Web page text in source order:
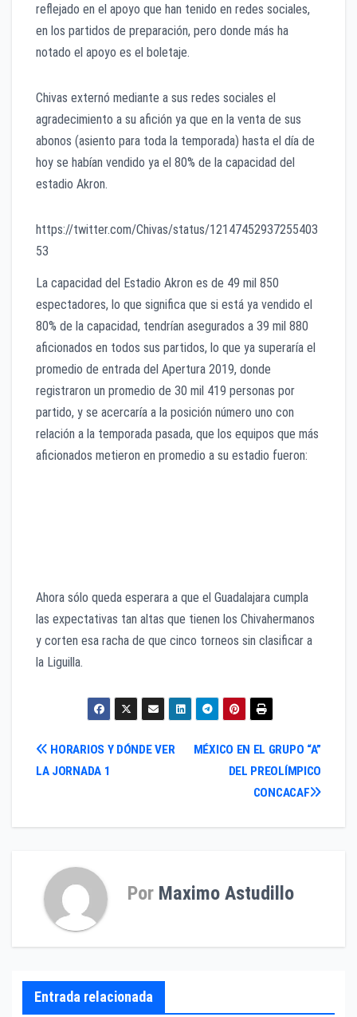
reflejado en el apoyo que han tenido en redes sociales,
en los partidos de preparación, pero donde más ha
notado el apoyo es el boletaje.
Chivas externó mediante a sus redes sociales el
agradecimiento a su afición ya que en la venta de sus
abonos (asiento para toda la temporada) hasta el día de
hoy se habían vendido ya el 80% de la capacidad del
estadio Akron.
https://twitter.com/Chivas/status/12147452937255403
53
La capacidad del Estadio Akron es de 49 mil 850
espectadores, lo que significa que si está ya vendido el
80% de la capacidad, tendrían asegurados a 39 mil 880
aficionados en todos sus partidos, lo que ya superaría el
promedio de entrada del Apertura 2019, donde
registraron un promedio de 30 mil 419 personas por
partido, y se acercaría a la posición número uno con
relación a la temporada pasada, que los equipos que más
aficionados metieron en promedio a su estadio fueron:
Ahora sólo queda esperara a que el Guadalajara cumpla
las expectativas tan altas que tienen los Chivahermanos
y corten esa racha de que cinco torneos sin clasificar a
la Liguilla.
Navegación
entradas
MÉXICO EN EL GRUPO “A”
DEL PREOLÍMPICO
CONCACAF
HORARIOS Y DÓNDE VER
LA JORNADA 1
Por Maximo Astudillo
Entrada relacionada